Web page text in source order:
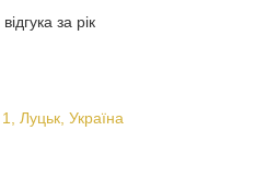
за рік
Луцьк, Україна